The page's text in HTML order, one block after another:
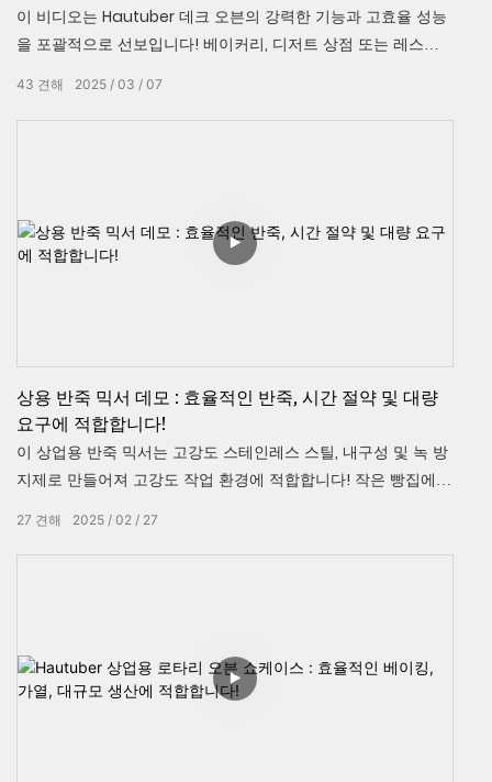
이 비디오는 Hautuber 데크 오븐의 강력한 기능과 고효율 성능
을 포괄적으로 선보입니다! 베이커리, 디저트 상점 또는 레스토
층 베이킹 디자인, 빠른 예열 기능 및 청소하기 쉬운 기능을 보여
2025 03 07
43 견해
상용 반죽 믹서 데모 : 효율적인 반죽, 시간 절약 및 대량
요구에 적합합니다!
이 상업용 반죽 믹서는 고강도 스테인레스 스틸, 내구성 및 녹 방
지제로 만들어져 고강도 작업 환경에 적합합니다! 작은 빵집에서
반죽은 시간과 노력을 절약하여 주방 생산성을 높이기위한 필수
도구입니다! 더 많은 것을 배우려면 지금 비디오를보십시오!
2025 02 27
27 견해